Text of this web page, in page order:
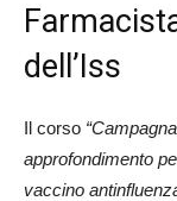
dell’Iss
Il corso
approfondimento
vaccino